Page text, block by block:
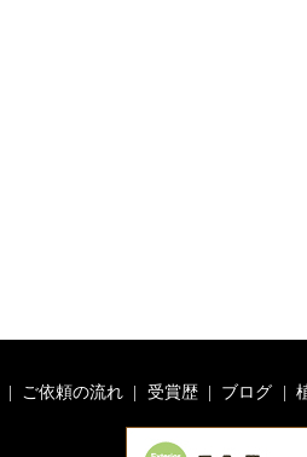
ご依頼の流れ 受賞歴 ブログ